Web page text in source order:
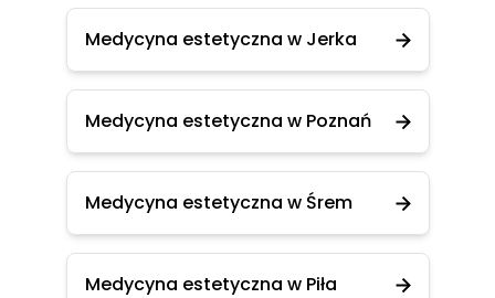
Medycyna estetyczna w Jerka
Medycyna estetyczna w Poznań
Medycyna estetyczna w Śrem
Medycyna estetyczna w Piła